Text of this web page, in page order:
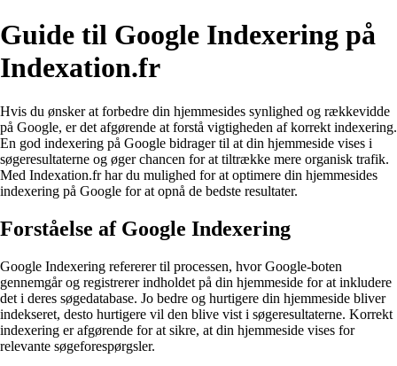
Guide til Google Indexering på
Indexation.fr
Hvis du ønsker at forbedre din hjemmesides synlighed og rækkevidde
på Google, er det afgørende at forstå vigtigheden af korrekt indexering.
En god indexering på Google bidrager til at din hjemmeside vises i
søgeresultaterne og øger chancen for at tiltrække mere organisk trafik.
Med Indexation.fr har du mulighed for at optimere din hjemmesides
indexering på Google for at opnå de bedste resultater.
Forståelse af Google Indexering
Google Indexering refererer til processen, hvor Google-boten
gennemgår og registrerer indholdet på din hjemmeside for at inkludere
det i deres søgedatabase. Jo bedre og hurtigere din hjemmeside bliver
indekseret, desto hurtigere vil den blive vist i søgeresultaterne. Korrekt
indexering er afgørende for at sikre, at din hjemmeside vises for
relevante søgeforespørgsler.